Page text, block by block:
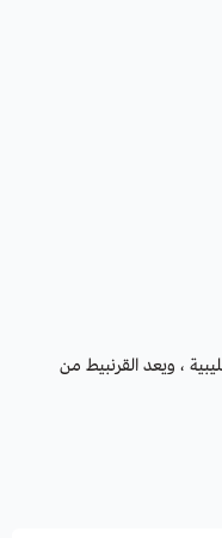
، ويعد القرنبيط من
الحرارة المنخفضة.